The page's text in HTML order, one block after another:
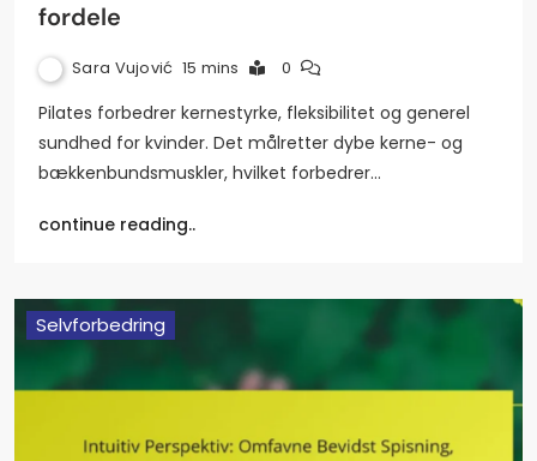
fordele
Sara Vujović 15 mins 0
Pilates forbedrer kernestyrke, fleksibilitet og generel
sundhed for kvinder. Det målretter dybe kerne- og
bækkenbundsmuskler, hvilket forbedrer…
continue reading..
Selvforbedring